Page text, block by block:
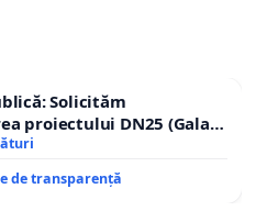
Solicităm
proiectului DN25 (Galați
prin devierea
afara localităților!
de transparență